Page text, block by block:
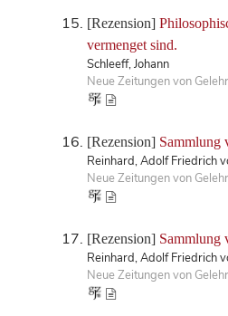
[Rezension]
vermenget sind.
Schleeff, Johann
Neue Zeitungen von
[Rezension] Sammlung
Reinhard, Adolf Friedrich
Neue Zeitungen von
[Rezension] Sammlung
Reinhard, Adolf Friedrich
Neue Zeitungen von